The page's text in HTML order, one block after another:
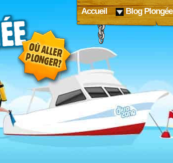
Accueil Blog Plongée